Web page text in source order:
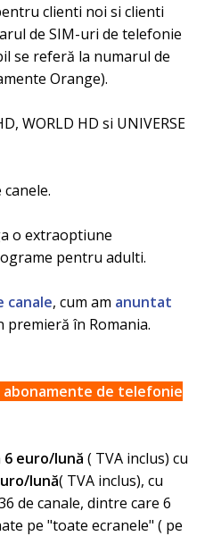
clienti noi si clienti
de SIM-uri de telefonie
se referă la numarul de
Orange).
WORLD HD si UNIVERSE
o extraoptiune
pentru adulti.
canale, cum am anuntat
premieră în Romania.
de telefonie
6 euro/lună ( TVA inclus) cu
/lună( TVA inclus), cu
de canale, dintre care 6
pe "toate ecranele" ( pe